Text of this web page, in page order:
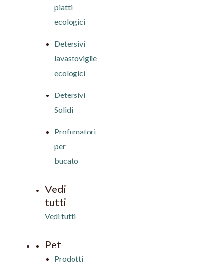
piatti
ecologici
Detersivi
lavastoviglie
ecologici
Detersivi
Solidi
Profumatori
per
bucato
Vedi
tutti
Vedi tutti
Pet
Prodotti